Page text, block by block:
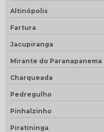
Altinópolis
Fartura
Jacupiranga
Mirante do Paranapanema
Charqueada
Pedregulho
Pinhalzinho
Piratininga